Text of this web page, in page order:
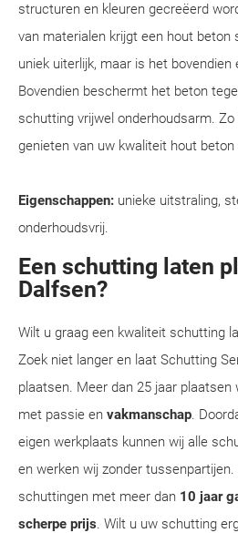
structuren en kleuren gecreëerd
van materialen krijgt een hout beton
uniek uiterlijk, maar is het
Bovendien beschermt het beton
schutting vrijwel onderhoudsarm.
genieten van uw kwaliteit hout
Eigenschappen: unieke uitstraling,
onderhoudsvrij.
Een schutting laten
Dalfsen?
Wilt u graag een kwaliteit schutting
Zoek niet langer en laat Schutting
plaatsen. Meer dan 25 jaar plaatsen
met passie en vakmanschap.
eigen werkplaats kunnen wij alle
en werken wij zonder tussenpartijen.
schuttingen met meer dan 10 jaar
scherpe prijs. Wilt u uw schutting